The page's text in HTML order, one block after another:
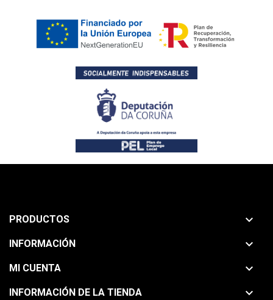
PRODUCTOS 
INFORMACIÓN 
MI CUENTA 
INFORMACIÓN DE LA TIENDA 